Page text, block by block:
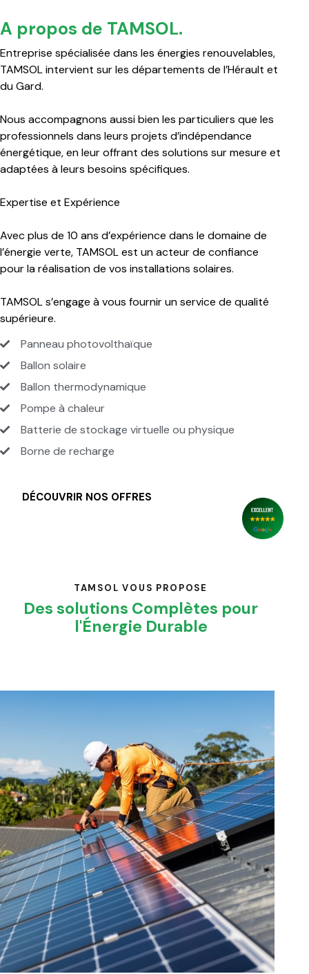
A propos de TAMSOL.
Entreprise spécialisée dans les énergies renouvelables,
TAMSOL intervient sur les départements de l’Hérault et
du Gard.
Nous accompagnons aussi bien les particuliers que les
professionnels dans leurs projets d’indépendance
énergétique, en leur offrant des solutions sur mesure et
adaptées à leurs besoins spécifiques.
Expertise et Expérience
Avec plus de 10 ans d’expérience dans le domaine de
l’énergie verte, TAMSOL est un acteur de confiance
pour la réalisation de vos installations solaires.
TAMSOL s’engage à vous fournir un service de qualité
supérieure.
Panneau photovolthaïque
Ballon solaire
Ballon thermodynamique
Pompe à chaleur
Batterie de stockage virtuelle ou physique
Borne de recharge
DÉCOUVRIR NOS OFFRES
TAMSOL VOUS PROPOSE
Des solutions Complètes pour
l'Énergie Durable